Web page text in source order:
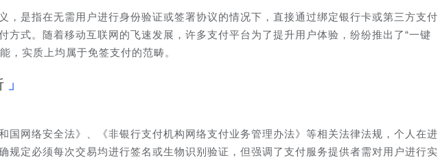
，是指在无需用户进行身份验证或签署协议的情况下，直接通过绑定银行卡或第三方支付
方式。随着移动互联网的飞速发展，许多支付平台为了提升用户体验，纷纷推出了“一键
，实质上均属于免签支付的范畴。
国网络安全法》、《非银行支付机构网络支付业务管理办法》等相关法律法规，个人在进
规定必须每次交易均进行签名或生物识别验证，但强调了支付服务提供者需对用户进行实